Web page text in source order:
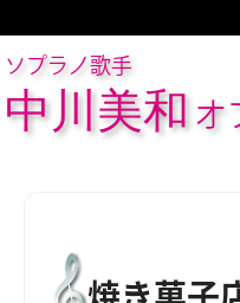
ソプラノ歌手
中川美和 オ